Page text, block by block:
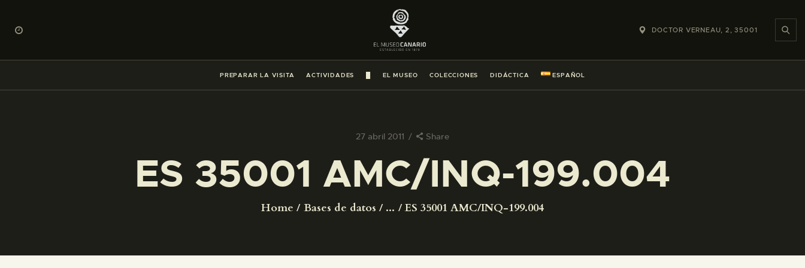
DOCTOR VERNEAU, 2, 35001
PREPARAR LA VISITA ACTIVIDADES EL MUSEO COLECCIONES DIDÁCTICA ESPAÑOL
27 abril 2011 Share
ES 35001 AMC/INQ-199.004
Home Bases de datos ... ES 35001 AMC/INQ-199.004
PREPARAR LA VISITA
ACTIVIDADES
█
COLECCIONES
DIDÁCTICA